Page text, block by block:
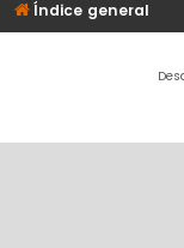
Índice general